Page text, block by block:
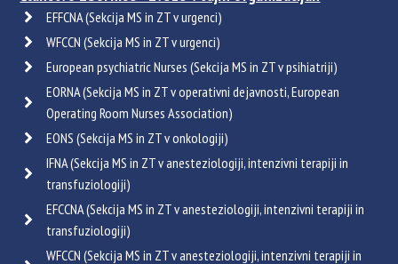
EFFCNA (Sekcija MS in ZT v urgenci)
WFCCN (Sekcija MS in ZT v urgenci)
European psychiatric Nurses (Sekcija MS in ZT v psihiatriji)
EORNA (Sekcija MS in ZT v operativni dejavnosti, European
Operating Room Nurses Association)
EONS (Sekcija MS in ZT v onkologiji)
IFNA (Sekcija MS in ZT v anesteziologiji, intenzivni terapiji in
transfuziologiji)
EFCCNA (Sekcija MS in ZT v anesteziologiji, intenzivni terapiji in
transfuziologiji)
WFCCN (Sekcija MS in ZT v anesteziologiji, intenzivni terapiji in